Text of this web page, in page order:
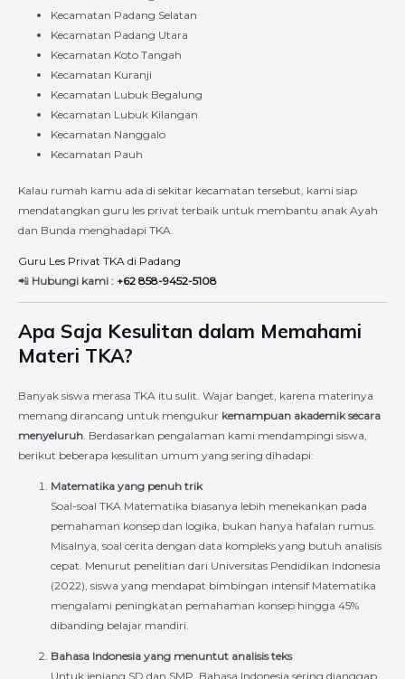
Kecamatan Padang Selatan
Kecamatan Padang Utara
Kecamatan Koto Tangah
Kecamatan Kuranji
Kecamatan Lubuk Begalung
Kecamatan Lubuk Kilangan
Kecamatan Nanggalo
Kecamatan Pauh
Kalau rumah kamu ada di sekitar kecamatan tersebut, kami siap
mendatangkan guru les privat terbaik untuk membantu anak Ayah
dan Bunda menghadapi TKA.
Guru Les Privat TKA di Padang
📲 Hubungi kami : +62 858-9452-5108
Apa Saja Kesulitan dalam Memahami
Materi TKA?
Banyak siswa merasa TKA itu sulit. Wajar banget, karena materinya
memang dirancang untuk mengukur kemampuan akademik secara
menyeluruh . Berdasarkan pengalaman kami mendampingi siswa,
berikut beberapa kesulitan umum yang sering dihadapi:
Matematika yang penuh trik
Soal-soal TKA Matematika biasanya lebih menekankan pada
pemahaman konsep dan logika, bukan hanya hafalan rumus.
Misalnya, soal cerita dengan data kompleks yang butuh analisis
cepat. Menurut penelitian dari Universitas Pendidikan Indonesia
(2022), siswa yang mendapat bimbingan intensif Matematika
mengalami peningkatan pemahaman konsep hingga 45%
dibanding belajar mandiri.
Bahasa Indonesia yang menuntut analisis teks
Untuk jenjang SD dan SMP, Bahasa Indonesia sering dianggap